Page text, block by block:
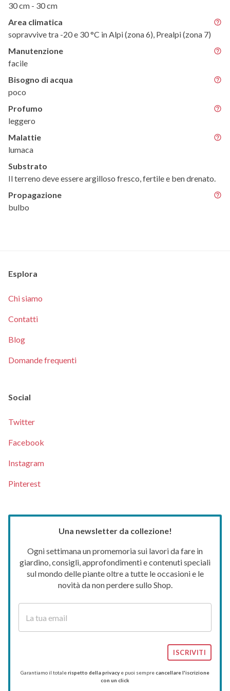
30 cm - 30 cm
Area climatica
sopravvive tra -20 e 30 °C in Alpi (zona 6), Prealpi (zona 7)
Manutenzione
facile
Bisogno di acqua
poco
Profumo
leggero
Malattie
lumaca
Substrato
Il terreno deve essere argilloso fresco, fertile e ben drenato.
Propagazione
bulbo
Esplora
Chi siamo
Contatti
Blog
Domande frequenti
Social
Twitter
Facebook
Instagram
Pinterest
Una newsletter da collezione!
Ogni settimana un promemoria sui lavori da fare in
giardino, consigli, approfondimenti e contenuti speciali
sul mondo delle piante oltre a tutte le occasioni e le
novità da non perdere sullo Shop.
ISCRIVITI
Garantiamo il totalerispetto della privacy e puoi semprecancellare l'iscrizione
con un click